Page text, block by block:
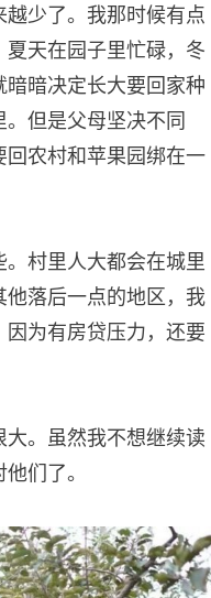
少了。我那时候有点
天在园子里忙碌，冬
暗决定长大要回家种
但是父母坚决不同
农村和苹果园绑在一
村里人大都会在城里
落后一点的地区，我
为有房贷压力，还要
。虽然我不想继续读
们了。